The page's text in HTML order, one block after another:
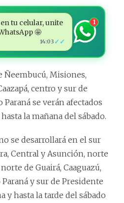
tu celular, unite
🤩
14:03 ✓✓
1
Ñeembucú, Misiones,
centro y sur de
se verán afectados
la mañana del sábado.
se desarrollará en el sur
Central y Asunción, norte
de Guairá, Caaguazú,
y sur de Presidente
y hasta la tarde del sábado